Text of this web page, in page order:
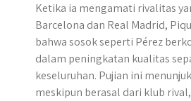
Ketika ia mengamati rivalitas
Barcelona dan Real Madrid,
bahwa sosok seperti Pérez
dalam peningkatan kualitas
keseluruhan. Pujian ini
meskipun berasal dari klub